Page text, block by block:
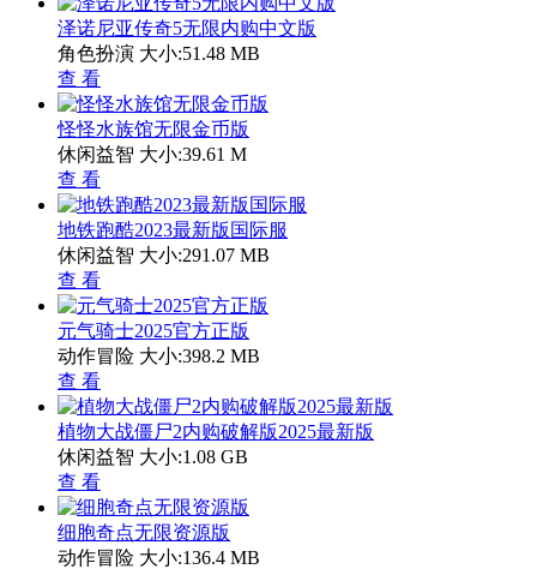
泽诺尼亚传奇5无限内购中文版
角色扮演 大小:51.48 MB
查 看
怪怪水族馆无限金币版
休闲益智 大小:39.61 M
查 看
地铁跑酷2023最新版国际服
休闲益智 大小:291.07 MB
查 看
元气骑士2025官方正版
动作冒险 大小:398.2 MB
查 看
植物大战僵尸2内购破解版2025最新版
休闲益智 大小:1.08 GB
查 看
细胞奇点无限资源版
动作冒险 大小:136.4 MB